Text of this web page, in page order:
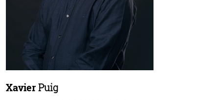
XavierPuig